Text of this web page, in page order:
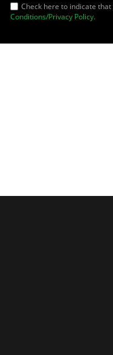
Check here to indicate
Conditions/Privacy Policy.